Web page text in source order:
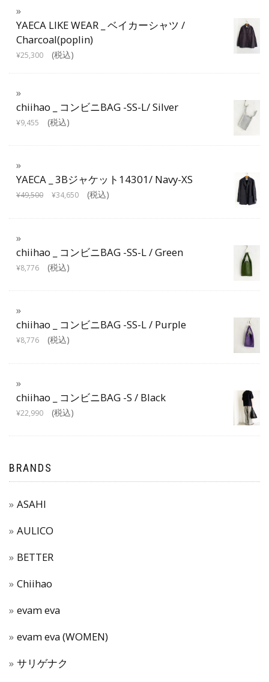
YAECA LIKE WEAR _ ベイカーシャツ /
Charcoal(poplin)
¥25,300 (税込)
chiihao _ コンビニBAG -SS-L/ Silver
¥9,455 (税込)
YAECA _ 3Bジャケット14301/ Navy-XS
¥49,500 ¥34,650 (税込)
chiihao _ コンビニBAG -SS-L / Green
¥8,776 (税込)
chiihao _ コンビニBAG -SS-L / Purple
¥8,776 (税込)
chiihao _ コンビニBAG -S / Black
¥22,990 (税込)
BRANDS
ASAHI
AULICO
BETTER
Chiihao
evam eva
evam eva (WOMEN)
サリゲナク